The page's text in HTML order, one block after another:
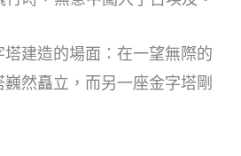
建造的場面：在一望無際的
然矗立，而另一座金字塔剛